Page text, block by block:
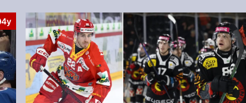
Artikel veröffentlicht:
4y